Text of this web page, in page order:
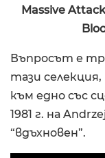
Massive
Въпросът е
тази
към едно със
1981 г. на
“вдъхновен”.